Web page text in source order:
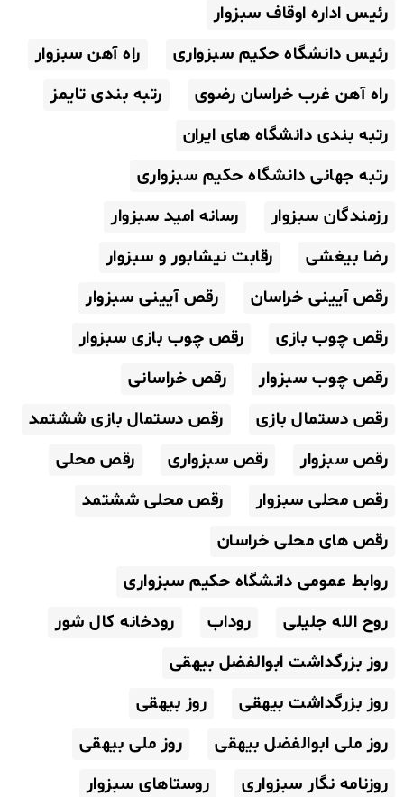
رئیس اداره اوقاف سبزوار
رئیس دانشگاه حکیم سبزواری
راه آهن سبزوار
راه آهن غرب خراسان رضوی
رتبه بندی تایمز
رتبه بندی دانشگاه های ایران
رتبه جهانی دانشگاه حکیم سبزواری
رزمندگان سبزوار
رسانه امید سبزوار
رضا بیغشی
رقابت نیشابور و سبزوار
رقص آیینی خراسان
رقص آیینی سبزوار
رقص چوب بازی
رقص چوب بازی سبزوار
رقص چوب سبزوار
رقص خراسانی
رقص دستمال بازی
رقص دستمال بازی ششتمد
رقص سبزوار
رقص سبزواری
رقص محلی
رقص محلی سبزوار
رقص محلی ششتمد
رقص های محلی خراسان
روابط عمومی دانشگاه حکیم سبزواری
روح الله جلیلی
روداب
رودخانه کال شور
روز بزرگداشت ابوالفضل بیهقی
روز بزرگداشت بیهقی
روز بیهقی
روز ملی ابوالفضل بیهقی
روز ملی بیهقی
روزنامه نگار سبزواری
روستاهای سبزوار